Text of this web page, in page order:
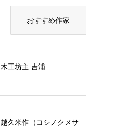
おすすめ作家
木工坊主 吉浦
越久米作（コシノクメサ